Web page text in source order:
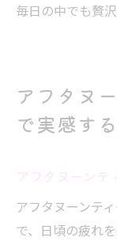
毎日の中でも贅
アフタヌ
で実感す
アフタヌーンテ
で、日頃の疲れ